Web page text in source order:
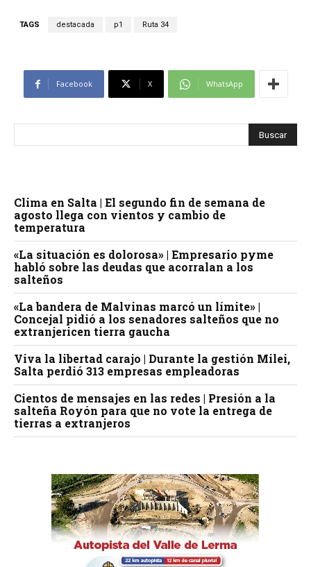
TAGS destacada p1 Ruta 34
Facebook X WhatsApp
Clima en Salta | El segundo fin de semana de
agosto llega con vientos y cambio de
temperatura
«La situación es dolorosa» | Empresario pyme
habló sobre las deudas que acorralan a los
salteños
«La bandera de Malvinas marcó un límite» |
Concejal pidió a los senadores salteños que no
extranjericen tierra gaucha
Viva la libertad carajo | Durante la gestión Milei,
Salta perdió 313 empresas empleadoras
Cientos de mensajes en las redes | Presión a la
salteña Royón para que no vote la entrega de
tierras a extranjeros